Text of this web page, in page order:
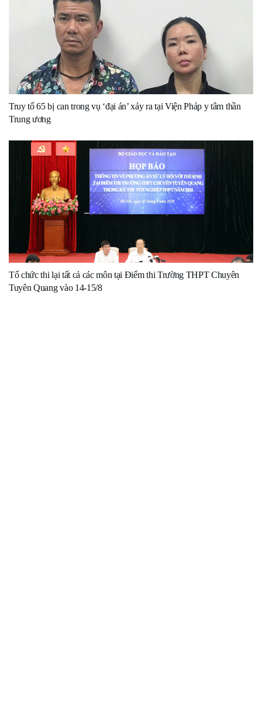
Truy tố 65 bị can trong vụ ‘đại án’ xảy ra tại Viện Pháp y tâm thần
Trung ương
Tổ chức thi lại tất cả các môn tại Điểm thi Trường THPT Chuyên
Tuyên Quang vào 14-15/8